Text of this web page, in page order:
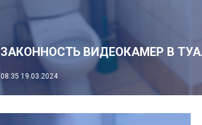
ЗАКОННОСТЬ ВИДЕОКАМЕР В
08:35 19.03.2024